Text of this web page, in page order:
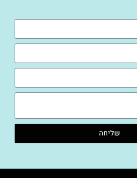
שליחה